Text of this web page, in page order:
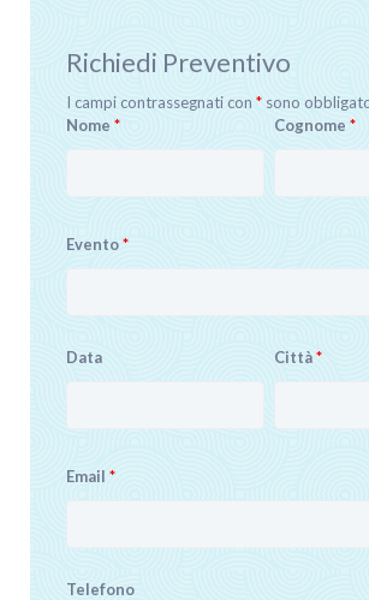
Richiedi Preventivo
I campi contrassegnati con * sono
Nome * Cognome*
Evento*
Data Città*
Email *
Telefono